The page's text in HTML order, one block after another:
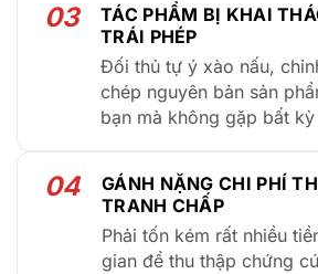
03
TÁC PHẨM BỊ KHAI
TRÁI PHÉP
Đối thủ tự ý xào nấu,
chép nguyên bản sản
bạn mà không gặp bất
04
GÁNH NẶNG CHI PHÍ
TRANH CHẤP
Phải tốn kém rất nhiều
gian để thu thập chứng